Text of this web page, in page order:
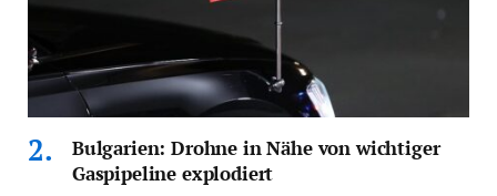
Bulgarien: Drohne in Nähe von wichtiger
Gaspipeline explodiert